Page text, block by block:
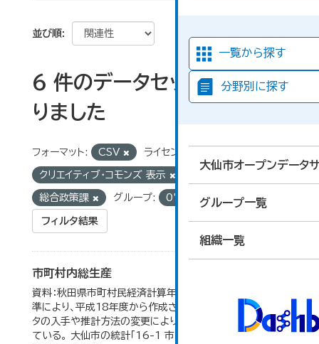
一覧から探す
分野別に探す
大仙市オープンデータ
グループ一覧
組織一覧
並び順
6 件のデータセットが見つか
りました
フォーマット: CSV ライセンス:
クリエイティブ・コモンズ 表示
総合政策課 グループ: 07_企業・家計・経済
フィルタ結果
市町村内総生産
資料：秋田県市町村民経済計算年報。数値は平成23年基
準により、平成18年度から作成されたもので、 新たなデー
タの入手や推計方法の変更により、毎年度遡及改訂を行っ
ている。 大仙市の統計「16-1 市町村内総生産」のデータを